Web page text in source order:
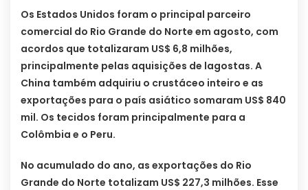
Os Estados Unidos foram o principal parceiro
comercial do Rio Grande do Norte em agosto, com
acordos que totalizaram US$ 6,8 milhões,
principalmente pelas aquisições de lagostas. A
China também adquiriu o crustáceo inteiro e as
exportações para o país asiático somaram US$ 840
mil. Os tecidos foram principalmente para a
Colômbia e o Peru.
No acumulado do ano, as exportações do Rio
Grande do Norte totalizam US$ 227,3 milhões. Esse